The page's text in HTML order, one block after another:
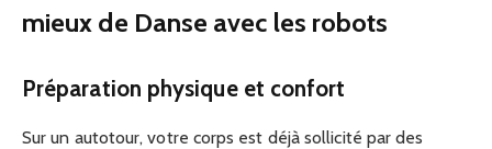
mieux de Danse avec les robots
Préparation physique et confort
Sur un autotour, votre corps est déjà sollicité par des